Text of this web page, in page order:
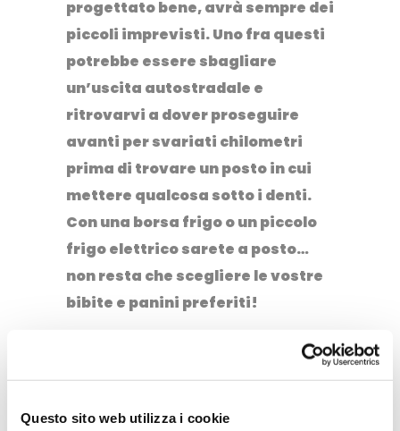
Questo sito web utilizza i cookie
progettato bene, avrà sempre dei
piccoli imprevisti. Uno fra questi
potrebbe essere sbagliare
un’uscita autostradale e
ritrovarvi a dover proseguire
avanti per svariati chilometri
prima di trovare un posto in cui
mettere qualcosa sotto i denti.
Con una borsa frigo o un piccolo
frigo elettrico sarete a posto…
non resta che scegliere le vostre
bibite e panini preferiti!
the road, assicuratevi di aver